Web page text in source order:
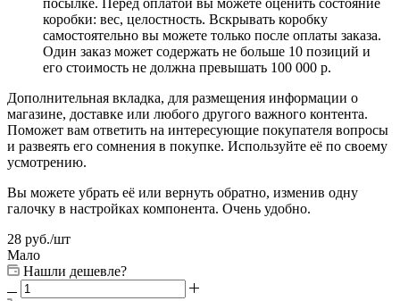
коробки: вес, целостность. Вскрывать коробку
самостоятельно вы можете только после оплаты заказа.
Один заказ может содержать не больше 10 позиций и
его стоимость не должна превышать 100 000 р.
Дополнительная вкладка, для размещения информации о
магазине, доставке или любого другого важного контента.
Поможет вам ответить на интересующие покупателя вопросы
и развеять его сомнения в покупке. Используйте её по своему
усмотрению.
Вы можете убрать её или вернуть обратно, изменив одну
галочку в настройках компонента. Очень удобно.
28 руб./шт
Мало
Нашли дешевле?